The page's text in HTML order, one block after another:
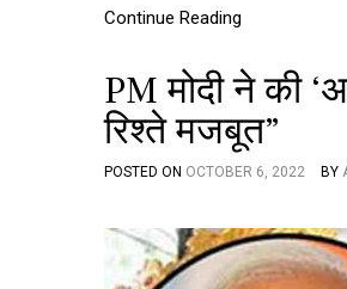
Continue Reading
PM मोदी ने की
रिश्ते मजबूत”
POSTED ON OCTOBER 6, 2022 BY